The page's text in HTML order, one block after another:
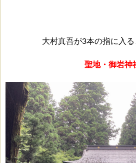
大村真吾が3本の指に入
聖地・御岩神